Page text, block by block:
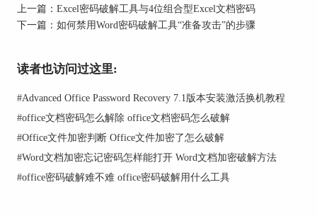
4位组合型Excel密码
破解PPT文档密码
上一篇： Excel密码破解工具与4位组合型Excel文档密码
下一篇： 如何禁用Word密码破解工具“准备攻击”的步骤
读者也访问过这里:
#Advanced Office Password Recovery 7.1版本安装激活换机教程
#office文档密码怎么解除 office文档密码怎么破解
#Office文件加密判断 Office文件加密了怎么破解
#Word文档加密忘记密码怎样能打开 Word文档加密破解方法
#office密码破解难不难 office密码破解用什么工具